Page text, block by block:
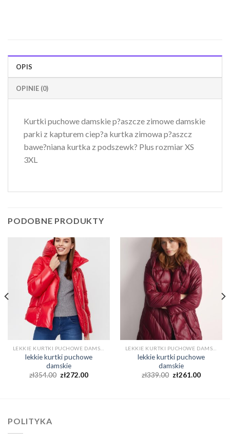
OPIS
OPINIE (0)
Kurtki puchowe damskie p?aszcze zimowe damskie
parki z kapturem ciep?a kurtka zimowa p?aszcz
bawe?niana kurtka z podszewk? Plus rozmiar XS
3XL
PODOBNE PRODUKTY
lekkie kurtki puchowe
damskie
zł354.00 zł272.00
lekkie kurtki puchowe
damskie
zł339.00 zł261.00
POLITYKA